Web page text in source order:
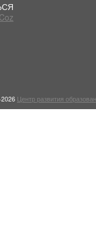
Центр развития